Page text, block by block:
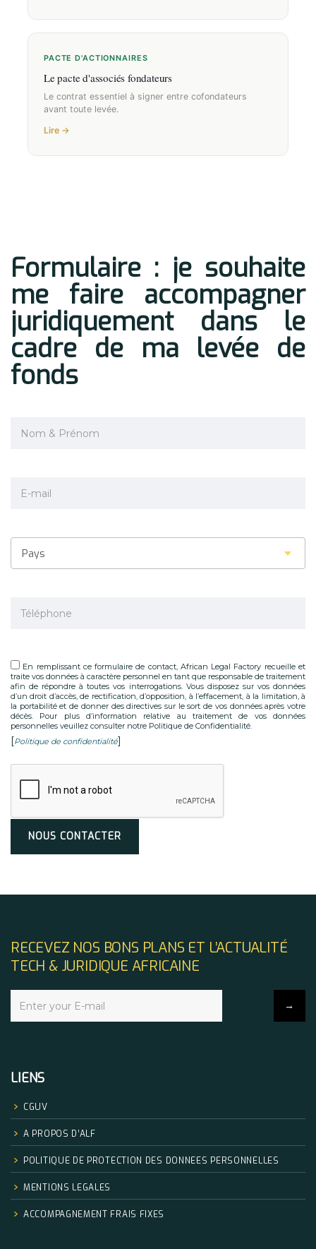
PACTE D'ACTIONNAIRES
Le pacte d'associés fondateurs
Le contrat essentiel à signer entre cofondateurs
avant toute levée.
Lire →
Formulaire : je souhaite
me faire accompagner
juridiquement dans le
cadre de ma levée de
fonds
Pays
En remplissant ce formulaire de contact, African Legal Factory recueille et
traite vos données à caractère personnel en tant que responsable de traitement
afin de répondre à toutes vos interrogations. Vous disposez sur vos données
d’un droit d’accès, de rectification, d’opposition, à l’effacement, à la limitation, à
la portabilité et de donner des directives sur le sort de vos données après votre
décès. Pour plus d’information relative au traitement de vos données
personnelles veuillez consulter notre Politique de Confidentialité.
[Politique de confidentialité]
RECEVEZ NOS BONS PLANS ET L’ACTUALITÉ
TECH & JURIDIQUE AFRICAINE
LIENS
CGUV
A PROPOS D’ALF
POLITIQUE DE PROTECTION DES DONNEES PERSONNELLES
MENTIONS LEGALES
ACCOMPAGNEMENT FRAIS FIXES